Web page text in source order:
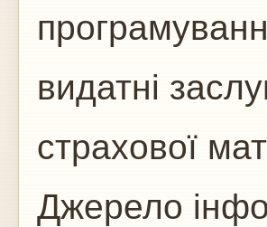
видатні
страхової
Джерело